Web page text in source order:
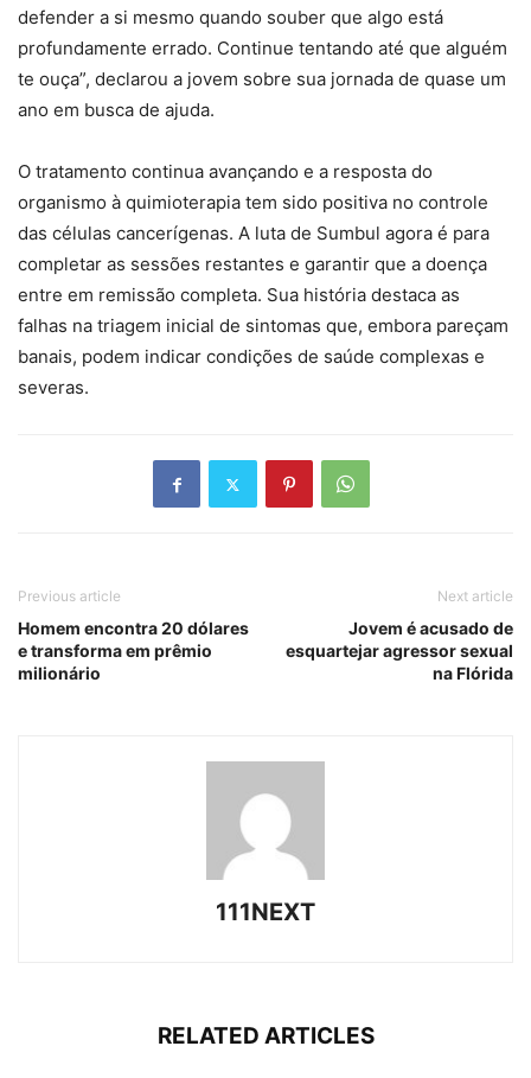
defender a si mesmo quando souber que algo está
profundamente errado. Continue tentando até que alguém
te ouça”, declarou a jovem sobre sua jornada de quase um
ano em busca de ajuda.
O tratamento continua avançando e a resposta do
organismo à quimioterapia tem sido positiva no controle
das células cancerígenas. A luta de Sumbul agora é para
completar as sessões restantes e garantir que a doença
entre em remissão completa. Sua história destaca as
falhas na triagem inicial de sintomas que, embora pareçam
banais, podem indicar condições de saúde complexas e
severas.
Previous article
Homem encontra 20 dólares
e transforma em prêmio
milionário
Next article
Jovem é acusado de
esquartejar agressor sexual
na Flórida
111NEXT
RELATED ARTICLES